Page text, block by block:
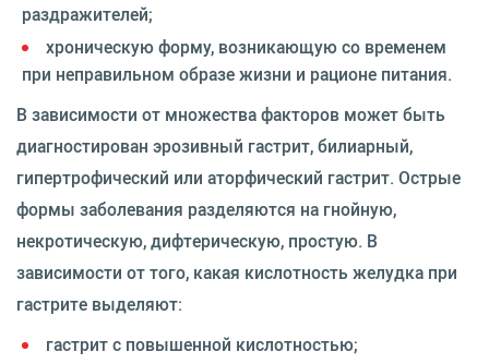
раздражителей;
хроническую форму, возникающую со временем
при неправильном образе жизни и рационе питания.
В зависимости от множества факторов может быть
диагностирован эрозивный гастрит, билиарный,
гипертрофический или аторфический гастрит. Острые
формы заболевания разделяются на гнойную,
некротическую, дифтерическую, простую. В
зависимости от того, какая кислотность желудка при
гастрите выделяют:
гастрит с повышенной кислотностью;